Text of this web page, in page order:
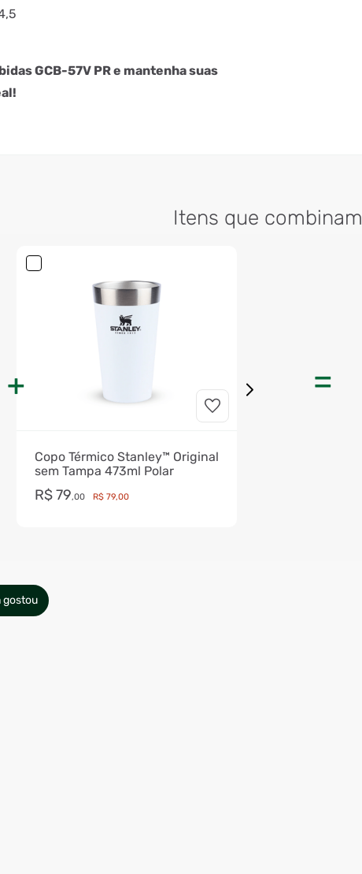
GCB-57V PR e mantenha suas
Itens que combinam
Copo Térmico Stanley™ Original
sem Tampa 473ml Polar
R$ 79,00 R$ 79,00
gostou